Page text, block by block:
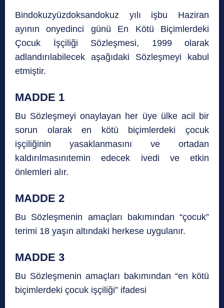
Bindokuzyüzdoksandokuz yılı işbu Haziran
ayının onyedinci günü En Kötü Biçimlerdeki
Çocuk İşçiliği Sözleşmesi, 1999 olarak
adlandırılabilecek aşağıdaki Sözleşmeyi kabul
etmiştir.
MADDE 1
Bu Sözleşmeyi onaylayan her üye ülke acil bir
sorun olarak en kötü biçimlerdeki çocuk
işçiliğinin yasaklanmasını ve ortadan
kaldırılmasınıtemin edecek ivedi ve etkin
önlemleri alır.
MADDE 2
Bu Sözleşmenin amaçları bakımından “çocuk”
terimi 18 yaşın altındaki herkese uygulanır.
MADDE 3
Bu Sözleşmenin amaçları bakımından “en kötü
biçimlerdeki çocuk işçiliği” ifadesi